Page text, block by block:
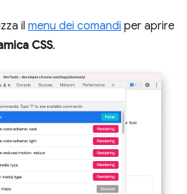
il menu dei comandi per aprire
CSS.